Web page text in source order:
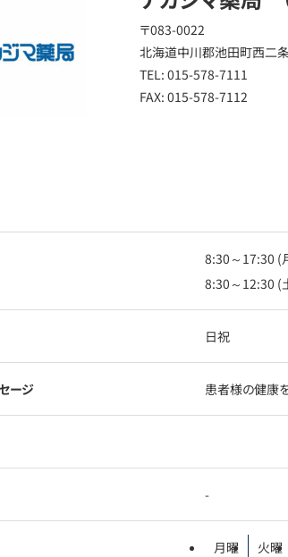
〒083-0022
北海道中川郡池田町西二
TEL: 015-578-7111
FAX: 015-578-7112
8:30～17:30 (
8:30～12:30 (
日祝
ージ 患者様の健康
-
月曜
火曜